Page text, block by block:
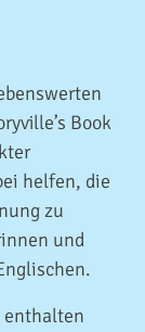
Book
helfen, die
zu
und
enthalten